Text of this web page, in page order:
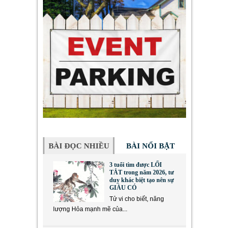
BÀI ĐỌC NHIỀU BÀI NỔI BẬT
3 tuổi tìm được LỐI
TẮT trong năm 2026, tư
duy khác biệt tạo nên sự
GIÀU CÓ
Tử vi cho biết, năng
lượng Hỏa mạnh mẽ của...